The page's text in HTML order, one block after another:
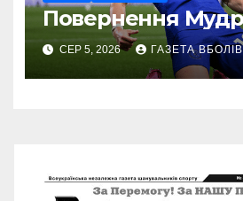
Повернення
СЕР 5, 2026 ГАЗЕТА